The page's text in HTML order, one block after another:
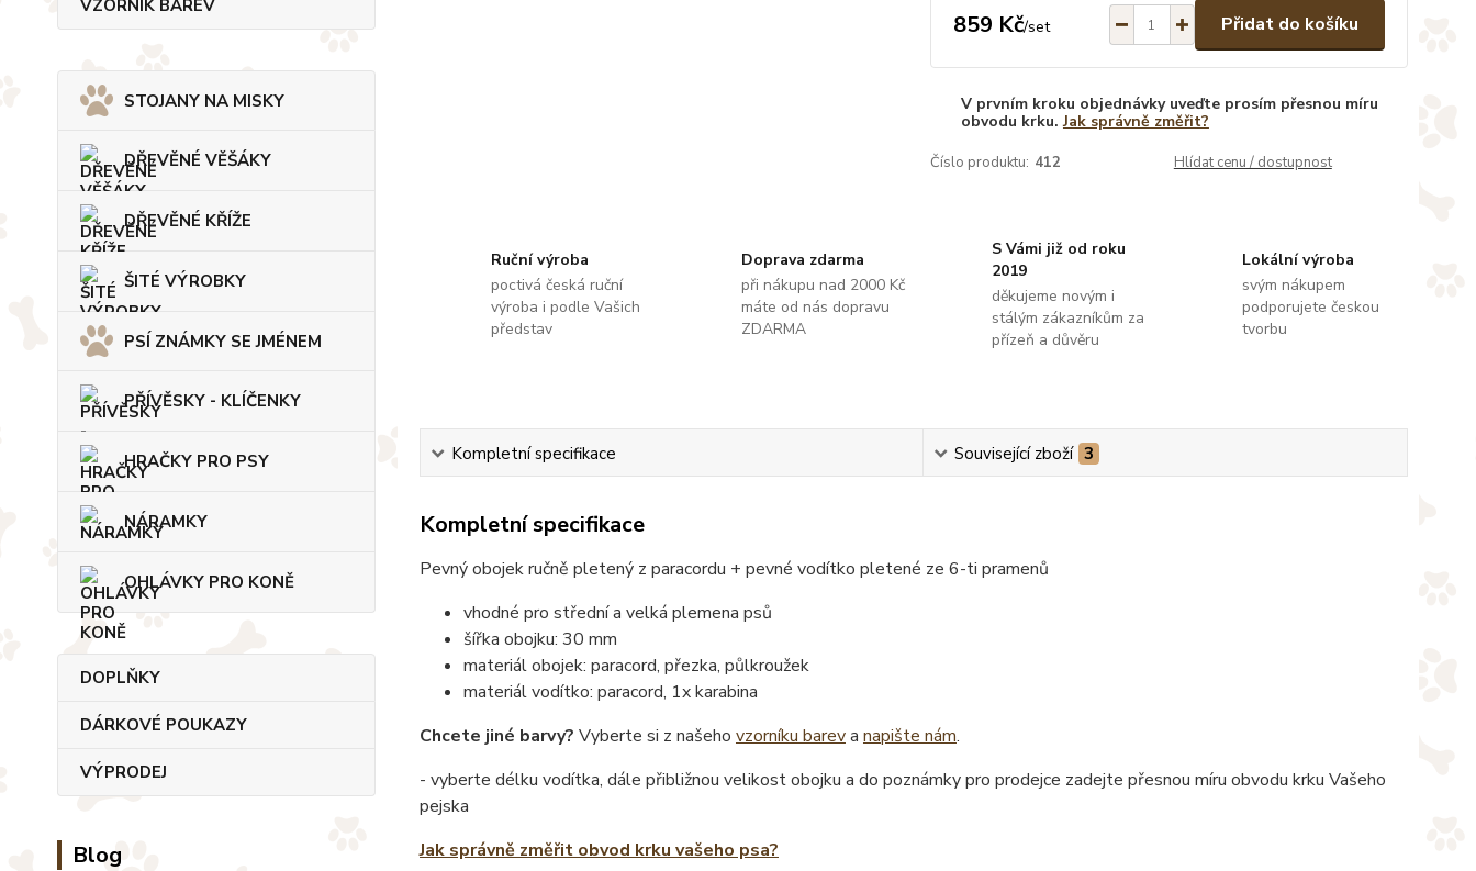
VZORNÍK BAREV
STOJANY NA MISKY
DŘEVĚNÉ VĚŠÁKY
DŘEVĚNÉ KŘÍŽE
ŠITÉ VÝROBKY
PSÍ ZNÁMKY SE JMÉNEM
PŘÍVĚSKY - KLÍČENKY
HRAČKY PRO PSY
NÁRAMKY
OHLÁVKY PRO KONĚ
DOPLŇKY
DÁRKOVÉ POUKAZY
VÝPRODEJ
Blog
859 Kč/set Přidat do košíku
V prvním kroku objednávky uveďte prosím přesnou míru
obvodu krku.Jak správně změřit?
Číslo produktu: 412 Hlídat cenu / dostupnost
Ruční výroba
poctivá česká ruční
výroba i podle Vašich
představ
Doprava zdarma
při nákupu nad 2000 Kč
máte od nás dopravu
ZDARMA
S Vámi již od roku
2019
děkujeme novým i
stálým zákazníkům za
přízeň a důvěru
Lokální výroba
svým nákupem
podporujete českou
tvorbu
Kompletní specifikace Související zboží 3
Kompletní specifikace
Pevný obojek ručně pletený z paracordu + pevné vodítko pletené ze 6-ti pramenů
vhodné pro střední a velká plemena psů
šířka obojku: 30 mm
materiál obojek: paracord, přezka, půlkroužek
materiál vodítko: paracord, 1x karabina
Chcete jiné barvy? Vyberte si z našeho vzorníku bareva napište nám.
- vyberte délku vodítka, dále přibližnou velikost obojku a do poznámky pro prodejce zadejte přesnou míru obvodu krku Vašeho
pejska
Jak správně změřit obvod krku vašeho psa?